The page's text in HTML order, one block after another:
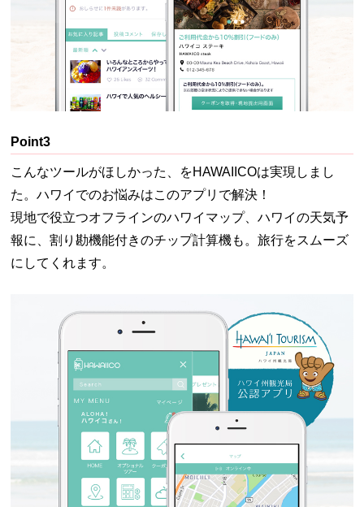
Point3
こんなツールがほしかった、をHAWAIICOは実現しまし
た。ハワイでのお悩みはこのアプリで解決！
現地で役立つオフラインのハワイマップ、ハワイの天気予
報に、割り勘機能付きのチップ計算機も。旅行をスムーズ
にしてくれます。